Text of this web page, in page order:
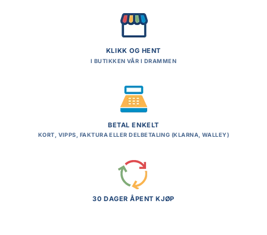
KLIKK OG HENT
I BUTIKKEN VÅR I DRAMMEN
BETAL ENKELT
KORT, VIPPS, FAKTURA ELLER DELBETALING (KLARNA, WALLEY)
30 DAGER ÅPENT KJØP